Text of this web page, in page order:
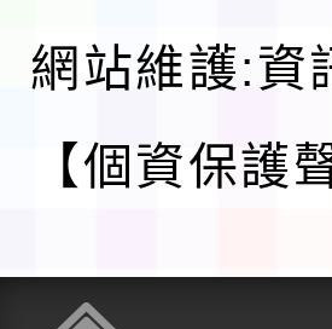
網站維護:資
【個資保護